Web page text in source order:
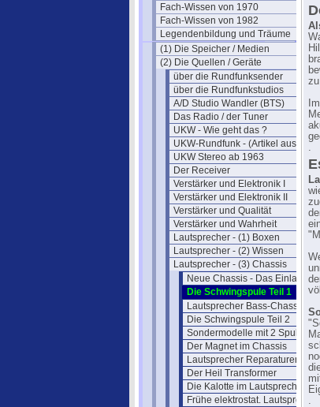
Fach-Wissen von 1970
Fach-Wissen von 1982
Legendenbildung und Träume
(1) Die Speicher / Medien
(2) Die Quellen / Geräte
über die Rundfunksender
über die Rundfunkstudios
A/D Studio Wandler (BTS)
Das Radio / der Tuner
UKW - Wie geht das ?
UKW-Rundfunk - (Artikel aus 1950)
UKW Stereo ab 1963
Der Receiver
Verstärker und Elektronik I
Verstärker und Elektronik II
Verstärker und Qualität
Verstärker und Wahrheit
Lautsprecher - (1) Boxen
Lautsprecher - (2) Wissen
Lautsprecher - (3) Chassis
Neue Chassis - Das Einlaufen
Die Schwingspule Teil 1
Lautsprecher Bass-Chassis
Die Schwingspule Teil 2
Sondermodelle mit 2 Spulen
Der Magnet im Chassis
Lautsprecher Reparaturen
Der Heil Transformer
Die Kalotte im
Frühe elektrostat. Lautsprecher
.
.